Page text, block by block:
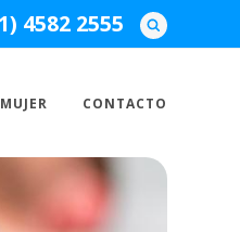
4582 2555
CONTACTO